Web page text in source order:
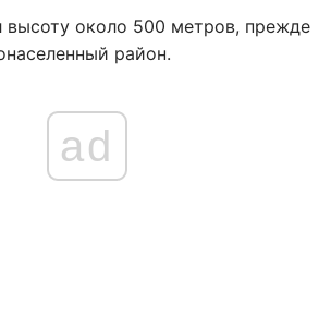
высоту около 500 метров, прежде
район.
ad